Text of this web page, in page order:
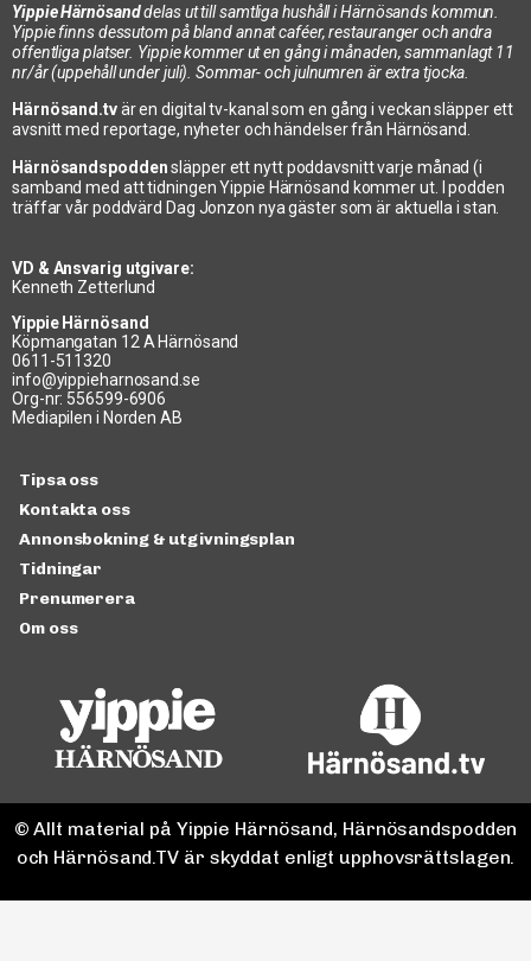
Yippie Härnösanddelas ut till samtliga hushåll i Härnösands kommun.
Yippie finns dessutom på bland annat caféer, restauranger och andra
offentliga platser. Yippie kommer ut en gång i månaden, sammanlagt 11
nr/år (uppehåll under juli). Sommar- och julnumren är extra tjocka.
Härnösand.tvär en digital tv-kanal som en gång i veckan släpper ett
avsnitt med reportage, nyheter och händelser från Härnösand.
Härnösandspoddensläpper ett nytt poddavsnitt varje månad (i
samband med att tidningen Yippie Härnösand kommer ut. I podden
träffar vår poddvärd Dag Jonzon nya gäster som är aktuella i stan.
VD & Ansvarig utgivare:
Kenneth Zetterlund
Yippie Härnösand
Köpmangatan 12 A Härnösand
0611-511320
info@yippieharnosand.se
Org-nr: 556599-6906
Mediapilen i Norden AB
Tipsa oss
Kontakta oss
Annonsbokning & utgivningsplan
Tidningar
Prenumerera
Om oss
© Allt material på Yippie Härnösand, Härnösandspodden
och Härnösand.TV är skyddat enligt upphovsrättslagen.